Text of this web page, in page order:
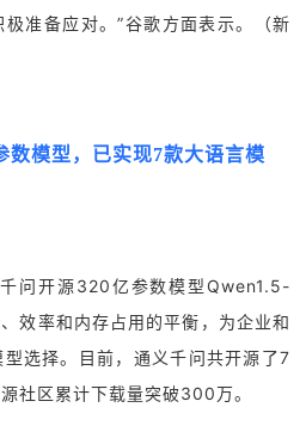
准备应对。”谷歌方面表示。
（新
数模型，已实现7款大语言模
问开源320亿参数模型Qwen1.5-
效率和内存占用的平衡，为企业和
选择。目前，通义千问共开源了7
社区累计下载量突破300万。